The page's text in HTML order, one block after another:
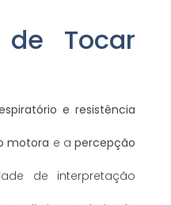
de Tocar
e resistência
motora e apercepção
de interpretação